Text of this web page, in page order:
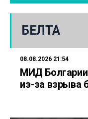
БЕЛТА
08.08.2026 21:54
МИД
из-за взрыва